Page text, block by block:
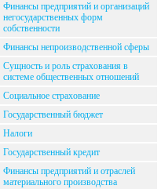
Финансы предприятий и организаций
негосударственных форм
собственности
Финансы непроизводственной сферы
Сущность и роль страхования в
системе общественных отношений
Социальное страхование
Государственный бюджет
Налоги
Государственный кредит
Финансы предприятий и отраслей
материального производства